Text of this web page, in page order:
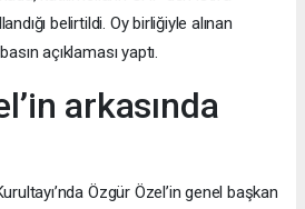
belirtildi. Oy birliğiyle alınan
açıklaması yaptı.
arkasında
Özgür Özel’in genel başkan